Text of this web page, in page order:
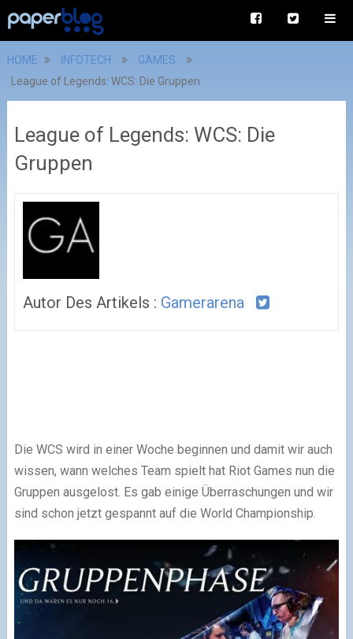
HOME INFOTECH
GAMES
League of Legends: WCS: Die Gruppen
League of Legends: WCS: Die
Gruppen
Autor Des Artikels : Gamerarena
Die WCS wird in einer Woche beginnen und damit wir auch
wissen, wann welches Team spielt hat Riot Games nun die
Gruppen ausgelost. Es gab einige Überraschungen und wir
sind schon jetzt gespannt auf die World Championship.